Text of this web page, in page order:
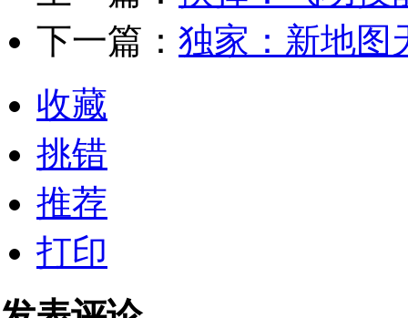
下一篇： 独家：新地图
收藏
挑错
推荐
打印